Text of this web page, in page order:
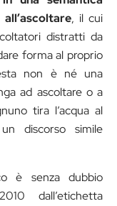
, il cui
distratti da
forma al proprio
non è né una
ad ascoltare o a
tira l’acqua al
discorso simile
è senza dubbio
dall’etichetta